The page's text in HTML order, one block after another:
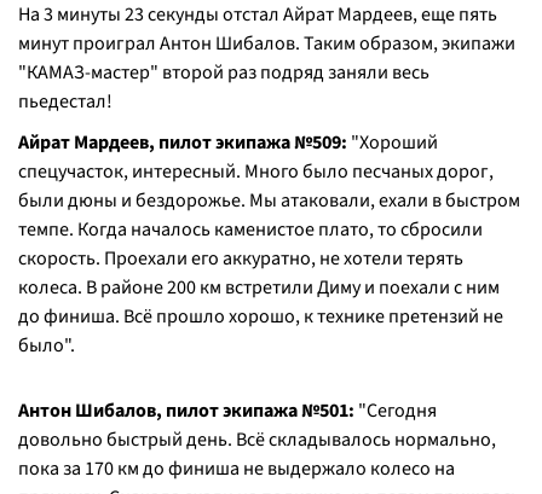
На 3 минуты 23 секунды отстал Айрат Мардеев, еще пять
минут проиграл Антон Шибалов. Таким образом, экипажи
"КАМАЗ-мастер" второй раз подряд заняли весь
пьедестал!
Айрат Мардеев, пилот экипажа №509: "Хороший
спецучасток, интересный. Много было песчаных дорог,
были дюны и бездорожье. Мы атаковали, ехали в быстром
темпе. Когда началось каменистое плато, то сбросили
скорость. Проехали его аккуратно, не хотели терять
колеса. В районе 200 км встретили Диму и поехали с ним
до финиша. Всё прошло хорошо, к технике претензий не
было".
Антон Шибалов, пилот экипажа №501: "Сегодня
довольно быстрый день. Всё складывалось нормально,
пока за 170 км до финиша не выдержало колесо на